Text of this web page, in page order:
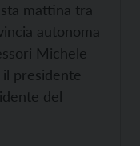
mattina tra
autonoma
Michele
presidente
del